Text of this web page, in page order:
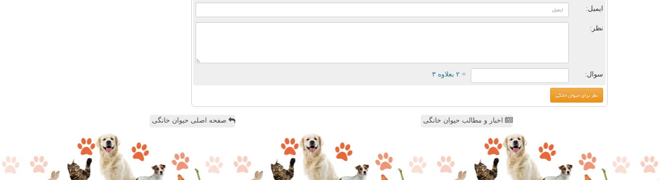
ایمیل:
نظر:
سوال: = ۲ بعلاوه ۳
اخبار و مطالب حیوان خانگی صفحه اصلی حیوان خانگی